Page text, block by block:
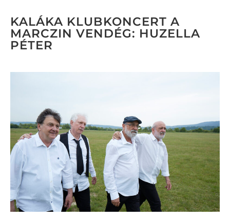
KALÁKA KLUBKONCERT A
MARCZIN VENDÉG: HUZELLA
PÉTER